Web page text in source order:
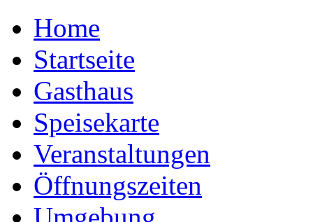
Home
Startseite
Gasthaus
Speisekarte
Veranstaltungen
Öffnungszeiten